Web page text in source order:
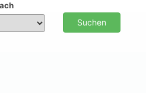
Suchen